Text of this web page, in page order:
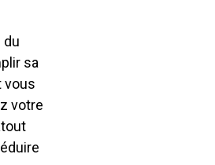
du
sa
vous
votre